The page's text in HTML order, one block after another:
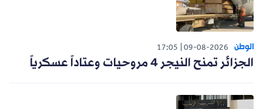
الوطن 09-08-2026
17:05
الجزائر تمنح النيجر 4 مروحيات وعتاداً عسكرياً